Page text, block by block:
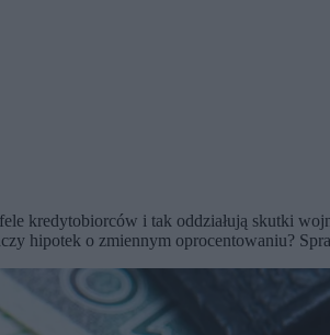
kredytobiorców i tak oddziałują skutki
hipotek o zmiennym oprocentowaniu?